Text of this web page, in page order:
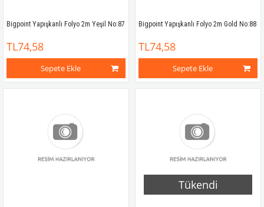
Bigpoint Yapışkanlı Folyo 2m Yeşil No:87
TL74,58
Sepete Ekle
Bigpoint Yapışkanlı Folyo 2m Gold No:88
TL74,58
Sepete Ekle
Tükendi